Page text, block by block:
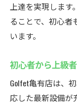
上達を実現します
ることで、初心者
います。
初心者から上級
Golfet亀有店は、
応した最新設備が